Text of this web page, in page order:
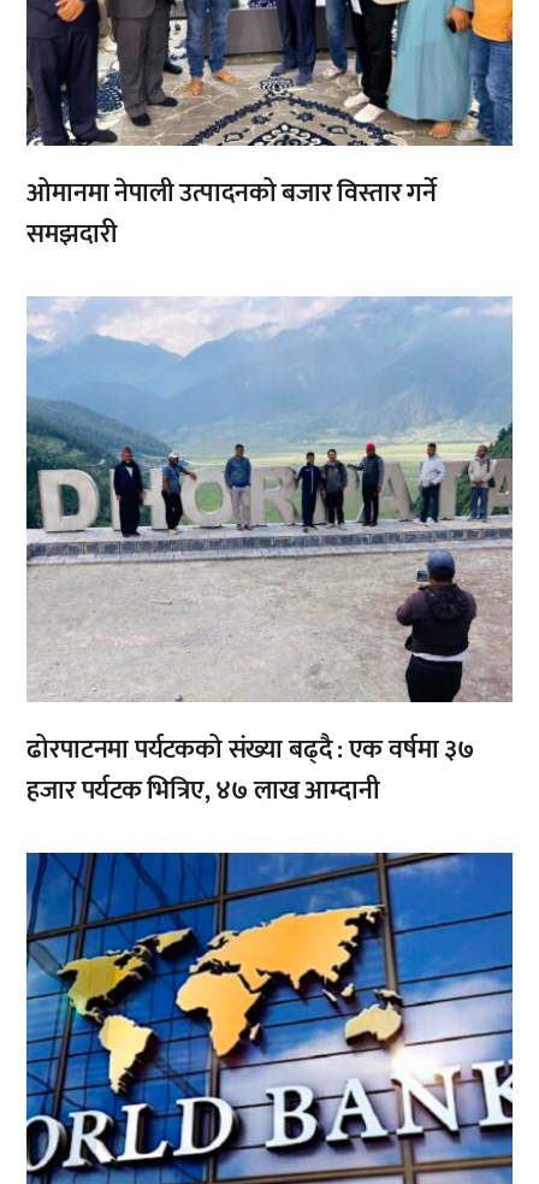
ओमानमा नेपाली उत्पादनको बजार विस्तार गर्ने
समझदारी
,,
ढोरपाटनमा पर्यटकको संख्या बढ्दै : एक वर्षमा ३७
हजार पर्यटक भित्रिए, ४७ लाख आम्दानी